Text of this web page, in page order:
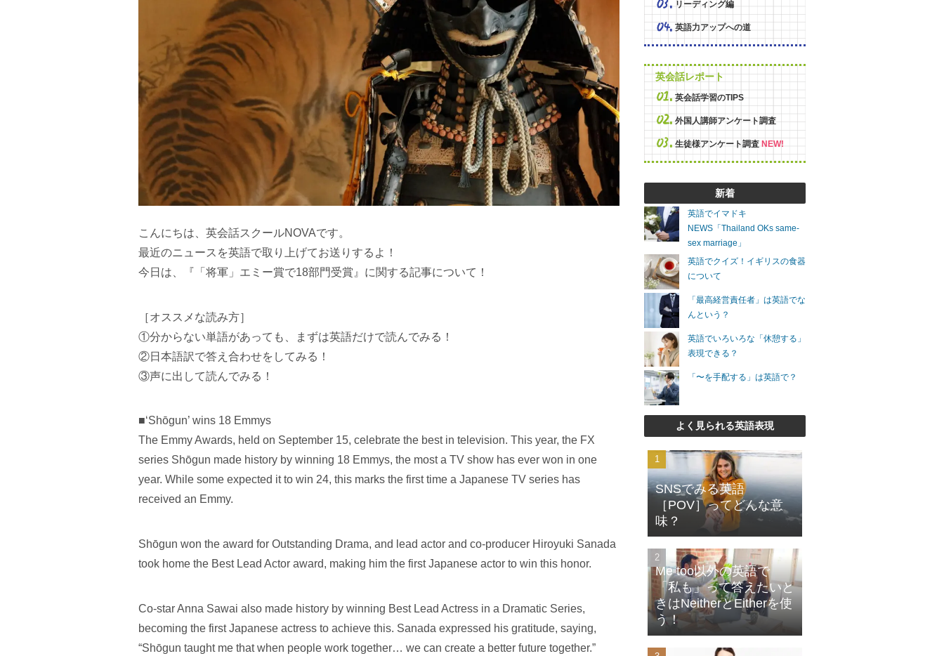
こんにちは、英会話スクールNOVAです。
最近のニュースを英語で取り上げてお送りするよ！
今日は、『「将軍」エミー賞で18部門受賞』に関する記事について！
［オススメな読み方］
①分からない単語があっても、まずは英語だけで読んでみる！
②日本語訳で答え合わせをしてみる！
③声に出して読んでみる！
■‘Shōgun’ wins 18 Emmys
The Emmy Awards, held on September 15, celebrate the best in television. This year, the FX
series Shōgun made history by winning 18 Emmys, the most a TV show has ever won in one
year. While some expected it to win 24, this marks the first time a Japanese TV series has
received an Emmy.
Shōgun won the award for Outstanding Drama, and lead actor and co-producer Hiroyuki Sanada
took home the Best Lead Actor award, making him the first Japanese actor to win this honor.
Co-star Anna Sawai also made history by winning Best Lead Actress in a Dramatic Series,
becoming the first Japanese actress to achieve this. Sanada expressed his gratitude, saying,
“Shōgun taught me that when people work together… we can create a better future together.”
リーディング編
英語力アップへの道
英会話レポート
英会話学習のTIPS
外国人講師アンケート調査
生徒様アンケート調査
新着
英語でイマドキ
NEWS「Thailand OKs same-
sex marriage」
英語でクイズ！イギリスの食器
について
「最高経営責任者」は英語でな
んという？
英語でいろいろな「休憩する」
表現できる？
「〜を手配する」は英語で？
よく見られる英語表現
SNSでみる英語
［POV］ってどんな意
味？
Me too以外の英語で
「私も」って答えたいと
きはNeitherとEitherを使
う！